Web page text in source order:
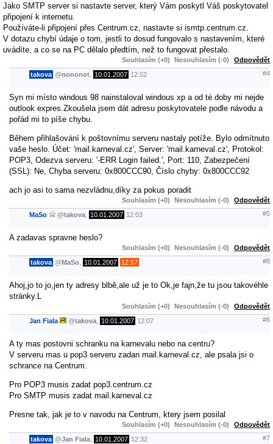
Jako SMTP server si nastavte server, který Vám poskytl Váš poskytovatel
připojení k internetu.
Používáte-li připojení přes Centrum.cz, nastavte si ismtp.centrum.cz.
V dotazu chybí údaje o tom, jestli to dosud fungovalo s nastavením, které
uvádíte, a co se na PC dělalo předtím, než to fungovat přestalo.
Souhlasím (+0) Nesouhlasím (-0) Odpovědět
takova @nononot 10.01.2007 12:02 #4
Syn mi místo windous 98 nainstaloval windous xp a od té doby mi nejde
outlook expres.Zkoušela jsem dát adresu poskytovatele podle návodu a
pořád mi to píše chybu.
Během přihlašování k poštovnímu serveru nastaly potíže. Bylo odmítnuto
vaše heslo. Účet: 'mail.karneval.cz', Server: 'mail.karneval.cz', Protokol:
POP3, Odezva serveru: '-ERR Login failed.', Port: 110, Zabezpečení
(SSL): Ne, Chyba serveru: 0x800CCC90, Číslo chyby: 0x800CCC92
ach jo asi to sama nezvládnu,díky za pokus poradit
Souhlasím (+0) Nesouhlasím (-0) Odpovědět
MaSo @takova 10.01.2007 12:03 #5
A zadavas spravne heslo?
Souhlasím (+0) Nesouhlasím (-0) Odpovědět
takova @MaSo 10.01.2007 12:57 #8
Ahoj,jo to jo,jen ty adresy blbě,ale už je to Ok,je fajn,že tu jsou takovéhle
stránky.L
Souhlasím (+0) Nesouhlasím (-0) Odpovědět
Jan Fiala @takova 10.01.2007 12:07 #6
A ty mas postovni schranku na karnevalu nebo na centru?
V serveru mas u pop3 serveru zadan mail.karneval.cz, ale psala jsi o
schrance na Centrum.
Pro POP3 musis zadat pop3.centrum.cz
Pro SMTP musis zadat mail.karneval.cz
Presne tak, jak je to v navodu na Centrum, ktery jsem posilal
Souhlasím (+0) Nesouhlasím (-0) Odpovědět
takova @Jan Fiala 10.01.2007 12:32 #7